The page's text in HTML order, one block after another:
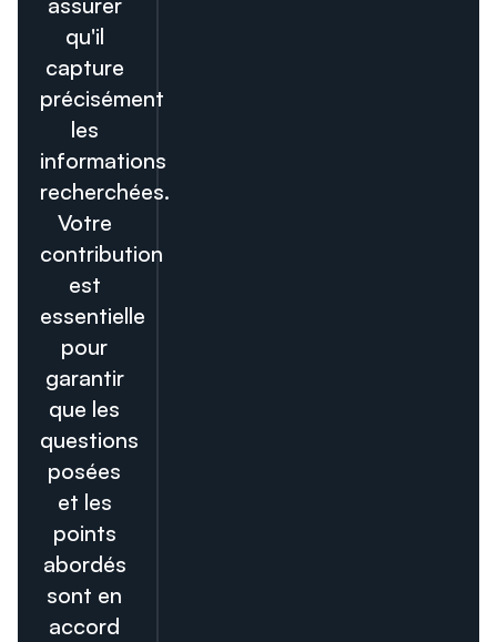
qu'il
capture
précisément
les
informations
recherchées.
Votre
contribution
est
essentielle
pour
garantir
que les
questions
posées
et les
points
abordés
sont en
accord